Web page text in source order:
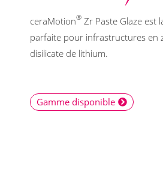
ceraMotion® Zr Paste Glaze est
parfaite pour infrastructures en
disilicate de lithium.
Gamme disponible